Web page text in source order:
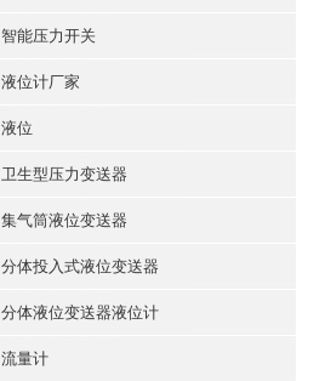
智能压力开关
液位计厂家
液位
卫生型压力变送器
集气筒液位变送器
分体投入式液位变送器
分体液位变送器液位计
流量计